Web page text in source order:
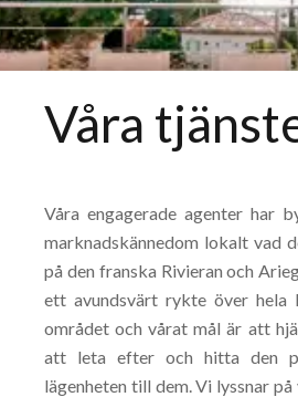
Våra
Våra engagerade agenter har
marknadskännedom lokalt vad
på den franska Rivieran och
ett avundsvärt rykte över hela
området och vårat mål är att
att leta efter och hitta den
lägenheten till dem. Vi lyssnar